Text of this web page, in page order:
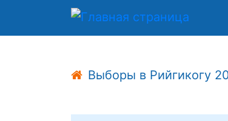
Выборы в Рийгикогу